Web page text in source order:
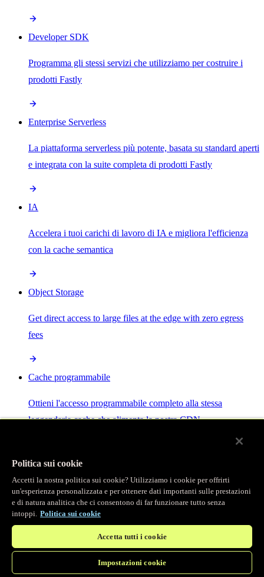
Developer SDK
Programma gli stessi servizi che utilizziamo per costruire i
prodotti Fastly
Enterprise Serverless
La piattaforma serverless più potente, basata su standard aperti
e integrata con la suite completa di prodotti Fastly
IA
Accelera i tuoi carichi di lavoro di IA e migliora l'efficienza
con la cache semantica
Object Storage
Get direct access to large files at the edge with zero egress
fees
Cache programmabile
Ottieni l'accesso programmabile completo alla stessa
leggendaria cache che alimenta la nostra CDN.
Server MCP
Controllo potenziato dall'IA per i tuoi servizi Fastly.
Politica sui cookie
Accetti la nostra politica sui cookie? Utilizziamo i cookie per offrirti
un'esperienza personalizzata e per ottenere dati importanti sulle prestazioni
e di natura analitica che ci consentono di far funzionare tutto senza
intoppi. Politica sui cookie
Accetta tutti i cookie
Impostazioni cookie